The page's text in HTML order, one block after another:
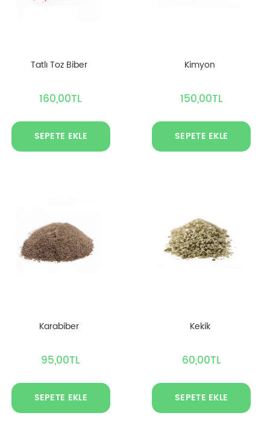
Tatlı Toz Biber
160,00TL
SEPETE EKLE
Kimyon
150,00TL
SEPETE EKLE
Karabiber
95,00TL
SEPETE EKLE
Kekik
60,00TL
SEPETE EKLE